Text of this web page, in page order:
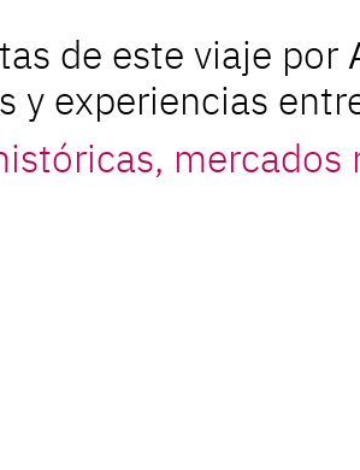
de este viaje por
y experiencias